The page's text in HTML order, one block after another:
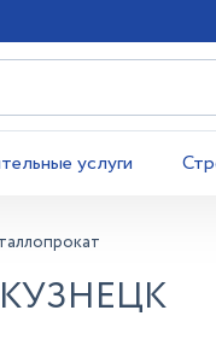
услуги